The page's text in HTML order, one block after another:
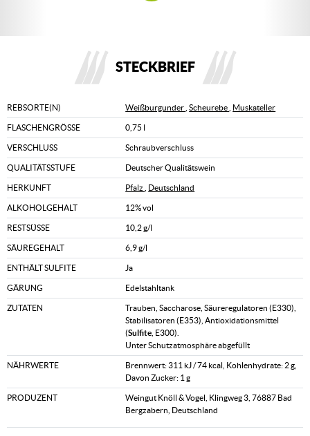
STECKBRIEF
REBSORTE(N) Weißburgunder ,Scheurebe Muskateller
FLASCHENGRÖSSE 0,75 l
VERSCHLUSS Schraubverschluss
QUALITÄTSSTUFE Deutscher Qualitätswein
HERKUNFT Pfalz Deutschland
ALKOHOLGEHALT 12% vol
RESTSÜSSE 10,2 g/l
SÄUREGEHALT 6,9 g/l
ENTHÄLT SULFITE Ja
GÄRUNG Edelstahltank
ZUTATEN
Trauben, Saccharose, Säureregulatoren (E330),
Stabilisatoren (E353), Antioxidationsmittel
(Sulfite , E300).
Unter Schutzatmosphäre abgefüllt
NÄHRWERTE
Brennwert: 311 kJ / 74 kcal, Kohlenhydrate: 2 g,
Davon Zucker: 1 g
PRODUZENT
Weingut Knöll & Vogel, Klingweg 3, 76887 Bad
Bergzabern, Deutschland